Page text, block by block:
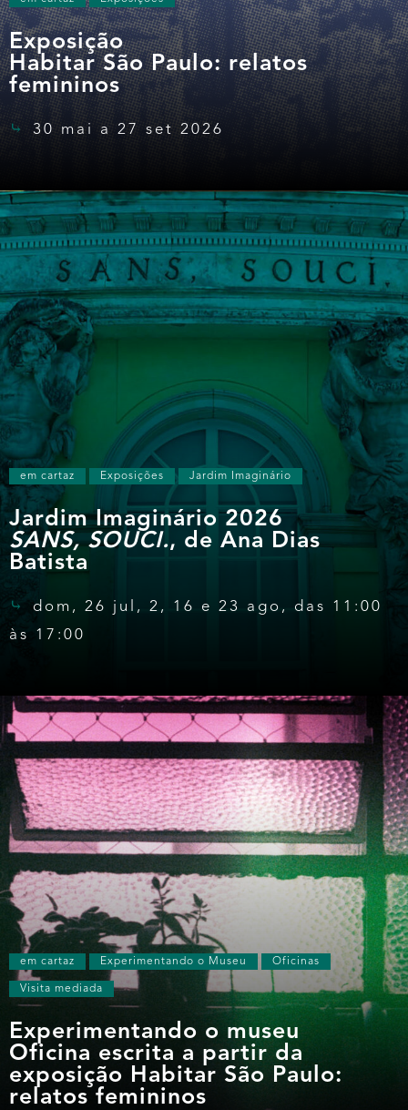
Exposição
Habitar São Paulo: relatos
femininos
30 mai a 27 set 2026
em cartaz Exposições Jardim Imaginário
Jardim Imaginário 2026
SANS, SOUCI., de Ana Dias
Batista
dom, 26 jul, 2, 16 e 23 ago, das 11:00
às 17:00
em cartaz Experimentando o Museu Oficinas
Visita mediada
Experimentando o museu
Oficina escrita a partir da
exposição Habitar São Paulo:
relatos femininos